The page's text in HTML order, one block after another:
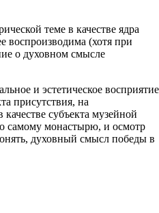
теме в качестве ядра
воспроизводима (хотя при
о духовном смысле
и эстетическое восприятие
присутствия, на
субъекта музейной
самому монастырю, и осмотр
духовный смысл победы в